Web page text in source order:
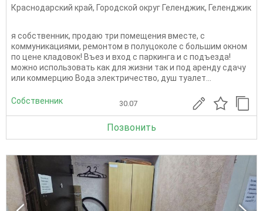
Краснодарский край, Городской округ Геленджик, Геленджик
я собственник, продаю три помещения вместе, с
коммуникациями, ремонтом в полуцоколе с большим окном
по цене кладовок! Въез и вход с паркинга и с подъезда!
можно использовать как для жизни так и под аренду сдачу
или коммерцию Вода электричество, душ туалет...
Собственник 30.07
Позвонить